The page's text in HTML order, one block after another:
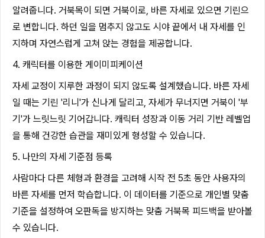
알려줍니다. 거북목이 되면 거북이로, 바른 자세로 있으면 기린으
로 변합니다. 하던 일을 멈추지 않고도 시야 끝에서 내 자세를 인
지하며 자연스럽게 고쳐 앉는 경험을 제공합니다.
4. 캐릭터를 이용한 게이미피케이션
자세 교정이 지루한 과정이 되지 않도록 설계했습니다. 바른 자세
일 때는 기린 '리니'가 신나게 달리고, 자세가 무너지면 거북이 '부
기'가 느릿느릿 기어갑니다. 캐릭터 성장과 이동 거리 기반 레벨업
을 통해 건강한 습관을 재미있게 형성할 수 있습니다.
5. 나만의 자세 기준점 등록
사람마다 다른 체형과 환경을 고려해 시작 전 5초 동안 사용자의
바른 자세를 먼저 학습합니다. 이 데이터를 기준으로 개인별 맞춤
기준을 설정하여 오판독을 방지하는 맞춤 거북목 피드백을 받아볼
수 있습니다.